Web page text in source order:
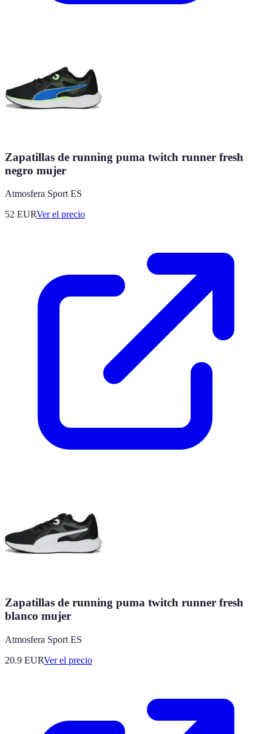
Zapatillas de running puma twitch runner fresh
negro mujer
Atmosfera Sport ES
52 EURVer el precio
Zapatillas de running puma twitch runner fresh
blanco mujer
Atmosfera Sport ES
20.9 EURVer el precio